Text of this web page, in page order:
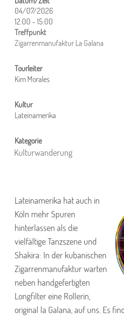
04/07/2026
12:00 - 15:00
ICS herunterladen
Zigarrenmanufaktur La Galana
Kim Morales
Lateinamerika
Kulturwanderung
Lateinamerika hat auch in
Köln mehr Spuren
hinterlassen als die
vielfältige Tanzszene und
Shakira: In der kubanischen
Zigarrenmanufaktur warten
neben handgefertigten
Longfilter eine Rollerin,
original la Galana, auf uns. Es